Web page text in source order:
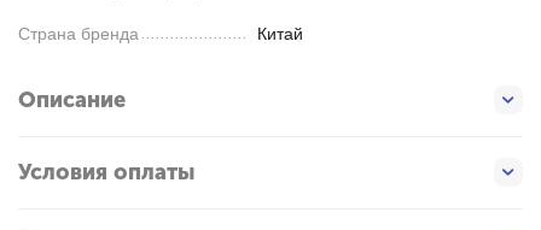
Страна бренда Китай
Описание
Условия оплаты